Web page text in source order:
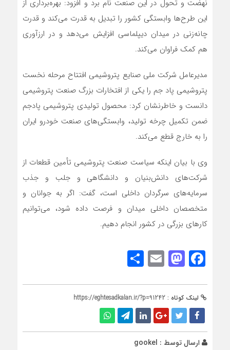
نهضت و تحول در این صنعت نام برد و افزود: بهره‌برداری از
این طرح‌ها وابستگی کشور را تبدیل به قدرت می‌کند و قدرت
چانه‌‌زنی در میدان دیپلماسی افزایش می‌دهد و در ارزآوری
هم کمک فراوان می‌کند.
مدیرعامل شرکت ملی صنایع پتروشیمی افتتاح مرحله نخست
پتروشیمی پاد جم را یکی از افتخارات بزرگ صنعت پتروشیمی
دانست و خاطرنشان کرد: محصول تولیدی پتروشیمی پادجم
ضمن تکمیل چرخه تولید، وابستگی‌های صنعت خودرو ایران
را به خارج قطع می‌کند.
وی با بیان اینکه سیاست صنعت پتروشیمی تأمین قطعات از
شرکت‌های دانش‌بنیان و دانشگاهی و جلب و جذب
سرمایه‌های سرگردان داخلی است، گفت: اگر به جوانان و
متخصصان داخلی میدان و فرصت داده شود، می‌توانیم
کار‌های بزرگی در کشور انجام دهیم.
Facebook
Mastodon
Email
لینک کوتاه : https://eghtesadkalan.ir/?p=91242
ارسال توسط : gookel